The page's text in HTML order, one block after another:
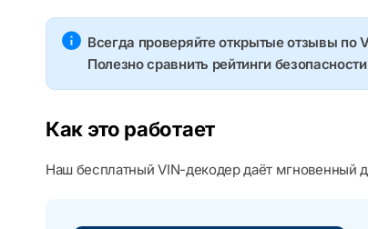
Всегда проверяйте открытые отзывы по
Полезно сравнить рейтинги
Как это работает
Наш бесплатный VIN-декодер даёт мгновенный